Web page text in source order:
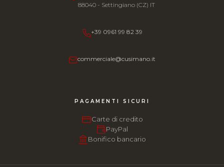
88040 - Settingiano (CZ) IT
+39 0961 99 82 39
commerciale@cusimano.it
PAGAMENTI SICURI
Carte di credito
PayPal
Bonifico bancario